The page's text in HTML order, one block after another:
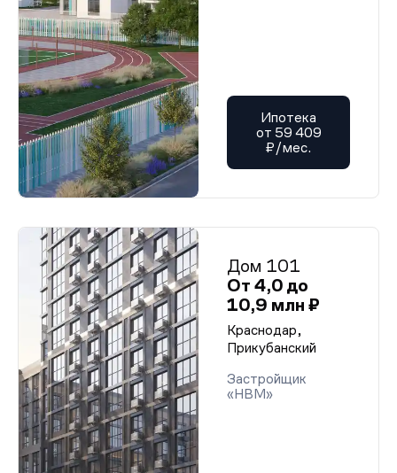
Ипотека
от 59 409
₽/мес.
Дом 101
От 4,0 до
10,9 млн ₽
Краснодар,
Прикубанский
Застройщик
«НВМ»